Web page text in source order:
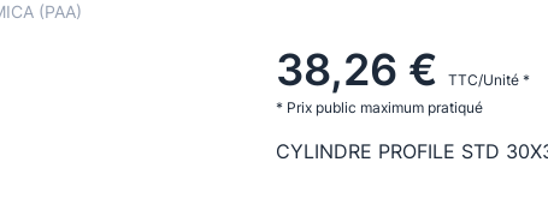
(PAA)
38,26 €
TTC/Unité *
* Prix public maximum pratiqué
CYLINDRE PROFILE STD